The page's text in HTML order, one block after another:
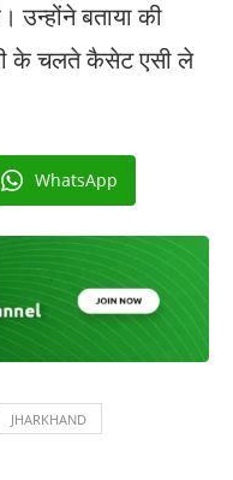
उन्होंने बताया की
के चलते कैसेट एसी ले
WhatsApp
JHARKHAND